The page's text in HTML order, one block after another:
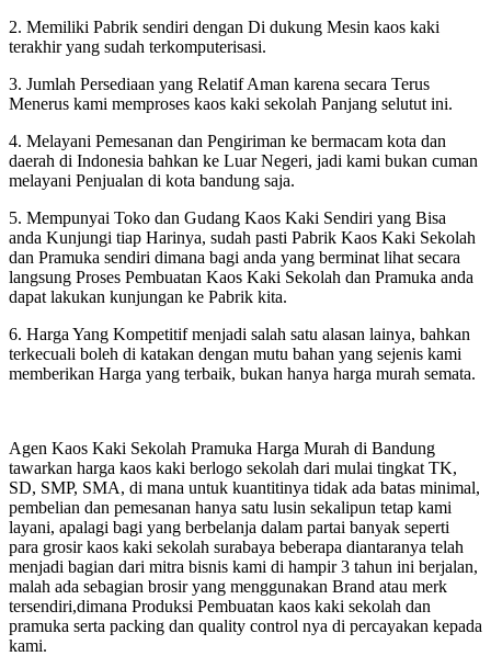
2. Memiliki Pabrik sendiri dengan Di dukung Mesin kaos kaki
terakhir yang sudah terkomputerisasi.
3. Jumlah Persediaan yang Relatif Aman karena secara Terus
Menerus kami memproses kaos kaki sekolah Panjang selutut ini.
4. Melayani Pemesanan dan Pengiriman ke bermacam kota dan
daerah di Indonesia bahkan ke Luar Negeri, jadi kami bukan cuman
melayani Penjualan di kota bandung saja.
5. Mempunyai Toko dan Gudang Kaos Kaki Sendiri yang Bisa
anda Kunjungi tiap Harinya, sudah pasti Pabrik Kaos Kaki Sekolah
dan Pramuka sendiri dimana bagi anda yang berminat lihat secara
langsung Proses Pembuatan Kaos Kaki Sekolah dan Pramuka anda
dapat lakukan kunjungan ke Pabrik kita.
6. Harga Yang Kompetitif menjadi salah satu alasan lainya, bahkan
terkecuali boleh di katakan dengan mutu bahan yang sejenis kami
memberikan Harga yang terbaik, bukan hanya harga murah semata.
Agen Kaos Kaki Sekolah Pramuka Harga Murah di Bandung
tawarkan harga kaos kaki berlogo sekolah dari mulai tingkat TK,
SD, SMP, SMA, di mana untuk kuantitinya tidak ada batas minimal,
pembelian dan pemesanan hanya satu lusin sekalipun tetap kami
layani, apalagi bagi yang berbelanja dalam partai banyak seperti
para grosir kaos kaki sekolah surabaya beberapa diantaranya telah
menjadi bagian dari mitra bisnis kami di hampir 3 tahun ini berjalan,
malah ada sebagian brosir yang menggunakan Brand atau merk
tersendiri,dimana Produksi Pembuatan kaos kaki sekolah dan
pramuka serta packing dan quality control nya di percayakan kepada
kami.